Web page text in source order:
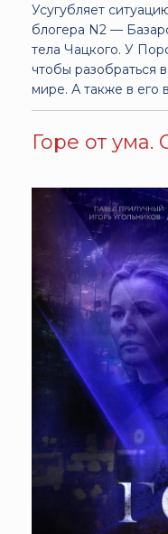
Усугубляет
блогера N2 —
тела Чацкого. У
чтобы разобраться
мире. А также в его
Горе от ума.